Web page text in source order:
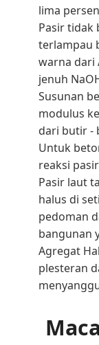
lima
Pasir tidak
terlampau
warna dari
jenuh
Susunan
modulus
dari butir -
Untuk
reaksi
Pasir laut
halus di
pedoman
bangunan
Agregat
plesteran